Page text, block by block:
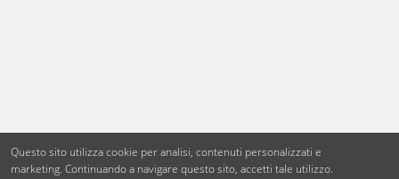
Questo sito utilizza cookie per analisi, contenuti personalizzati e
marketing. Continuando a navigare questo sito, accetti tale utilizzo.